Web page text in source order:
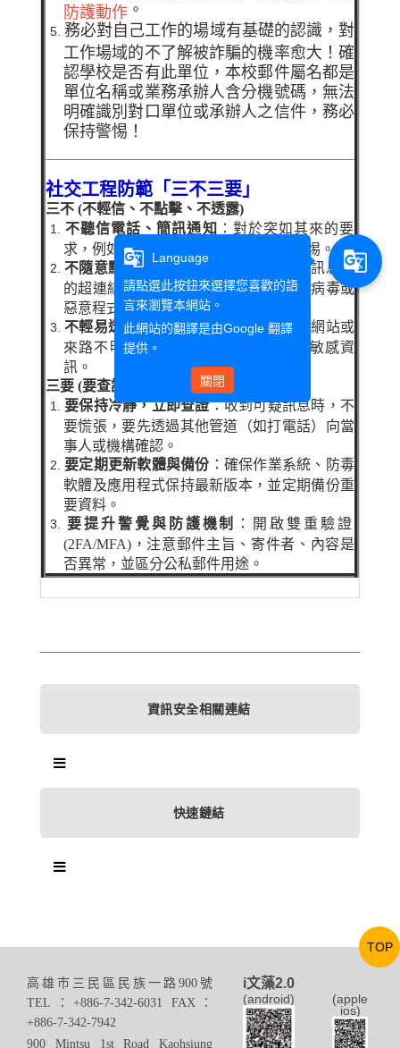
防護動作 。
務必對自己工作的場域有基礎的認識，對
工作場域的不了解被詐騙的機率愈大！確
認學校是否有此單位，本校郵件屬名都是
單位名稱或業務承辦人含分機號碼，無法
明確識別對口單位或承辦人之信件，務必
保持警惕！
社交工程防範「三不三要」
三不 (不輕信、不點擊、不透露)
不聽信電話、簡訊通知 ：對於突如其來的要
求，例如要求提供個資或匯款，保持警惕。
不隨意點擊連結或附件 ：對可疑郵件、訊息中
的超連結和附件，不要輕易開啟，以防病毒或
惡意程式。
不輕易透露個人資料：不要在不確定的網站或
來路不明的訊息中輸入帳號、密碼等敏感資
訊。
三要 (要查證、要更新、要警覺)
要保持冷靜，立即查證：收到可疑訊息時，不
要慌張，要先透過其他管道（如打電話）向當
事人或機構確認。
要定期更新軟體與備份 ：確保作業系統、防毒
軟體及應用程式保持最新版本，並定期備份重
要資料。
要提升警覺與防護機制 ：開啟雙重驗證
(2FA/MFA)，注意郵件主旨、寄件者、內容是
否異常，並區分公私郵件用途。
資訊安全相關連結
快速鏈結
高雄市三民區民族一路900號
TEL：+886-7-342-6031 FAX：
+886-7-342-7942
900 Mintsu 1st Road Kaohsiung
i文藻2.0
(android)
(apple
ios)
TOP
g_translate
Language
請點選此按鈕來選擇您喜歡的語
言來瀏覽本網站。
此網站的翻譯是由Google 翻譯
提供。
關閉
g_translate